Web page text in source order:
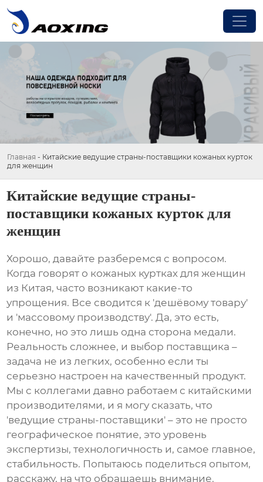
Главная - Китайские ведущие страны-поставщики кожаных курток
для женщин
Китайские ведущие страны-
поставщики кожаных курток для
женщин
Хорошо, давайте разберемся с вопросом.
Когда говорят о кожаных куртках для женщин
из Китая, часто возникают какие-то
упрощения. Все сводится к 'дешёвому товару'
и 'массовому производству'. Да, это есть,
конечно, но это лишь одна сторона медали.
Реальность сложнее, и выбор поставщика –
задача не из легких, особенно если ты
серьезно настроен на качественный продукт.
Мы с коллегами давно работаем с китайскими
производителями, и я могу сказать, что
'ведущие страны-поставщики' – это не просто
географическое понятие, это уровень
экспертизы, технологичность и, самое главное,
стабильность. Попытаюсь поделиться опытом,
расскажу, на что обращаешь внимание.